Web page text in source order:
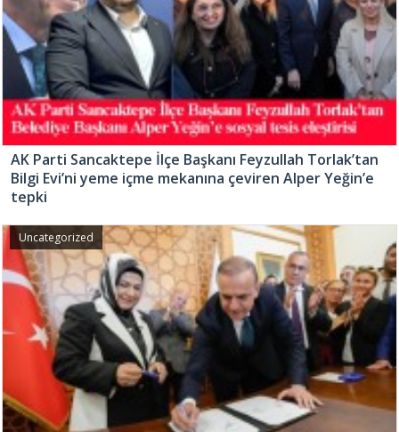
AK Parti Sancaktepe İlçe Başkanı Feyzullah Torlak’tan
Bilgi Evi’ni yeme içme mekanına çeviren Alper Yeğin’e
tepki
Uncategorized